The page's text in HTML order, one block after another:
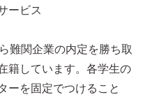
ービス
難関企業の内定を勝ち取
籍しています。各学生の
ーを固定でつけること